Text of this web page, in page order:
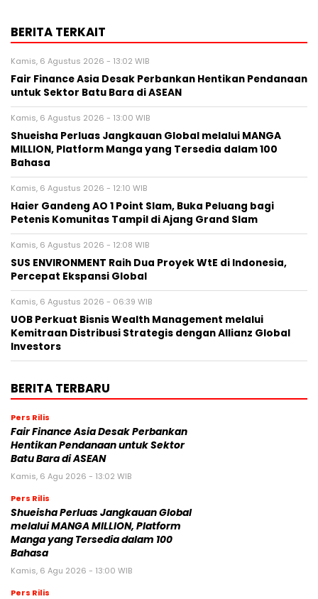
BERITA TERKAIT
Kamis, 6 Agustus 2026 - 13:02 WIB
Fair Finance Asia Desak Perbankan Hentikan Pendanaan
untuk Sektor Batu Bara di ASEAN
Kamis, 6 Agustus 2026 - 13:00 WIB
Shueisha Perluas Jangkauan Global melalui MANGA
MILLION, Platform Manga yang Tersedia dalam 100
Bahasa
Kamis, 6 Agustus 2026 - 12:10 WIB
Haier Gandeng AO 1 Point Slam, Buka Peluang bagi
Petenis Komunitas Tampil di Ajang Grand Slam
Kamis, 6 Agustus 2026 - 12:08 WIB
SUS ENVIRONMENT Raih Dua Proyek WtE di Indonesia,
Percepat Ekspansi Global
Kamis, 6 Agustus 2026 - 06:39 WIB
UOB Perkuat Bisnis Wealth Management melalui
Kemitraan Distribusi Strategis dengan Allianz Global
Investors
BERITA TERBARU
Pers Rilis
Fair Finance Asia Desak Perbankan
Hentikan Pendanaan untuk Sektor
Batu Bara di ASEAN
Kamis, 6 Agu 2026 - 13:02 WIB
Pers Rilis
Shueisha Perluas Jangkauan Global
melalui MANGA MILLION, Platform
Manga yang Tersedia dalam 100
Bahasa
Kamis, 6 Agu 2026 - 13:00 WIB
Pers Rilis